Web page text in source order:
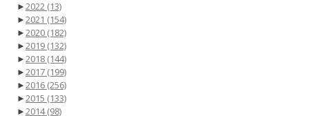
►2022 (13)
►2021 (154)
►2020 (182)
►2019 (132)
►2018 (144)
►2017 (199)
►2016 (256)
►2015 (133)
►2014(98)